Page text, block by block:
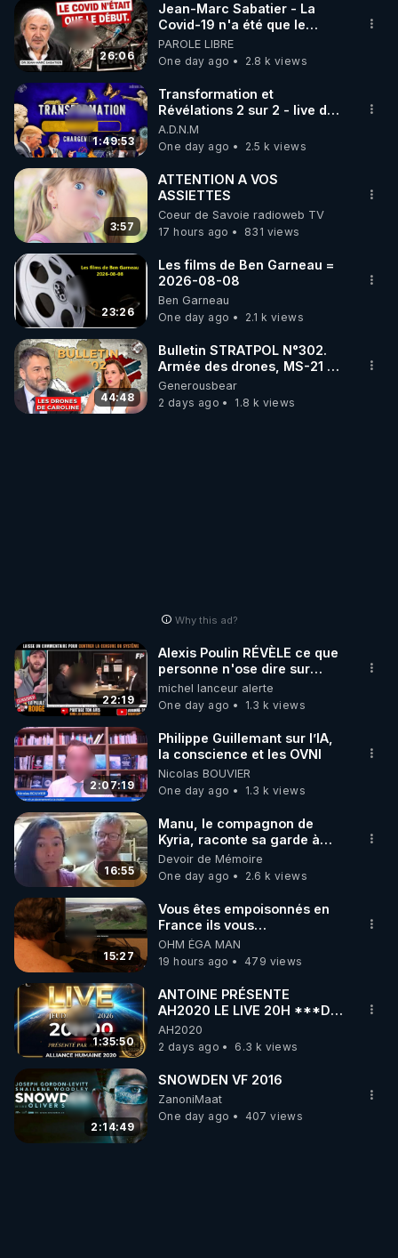
26:06
Jean-Marc Sabatier - La
Covid-19 n'a été que le
début - L'ARNm & l'ARNm-aa
jusqu où auront-t-il ?
PAROLE LIBRE
One day ago
2.8 k views
1:49:53
Transformation et
Révélations 2 sur 2 - live du
07/08/26
A.D.N.M
One day ago
2.5 k views
3:57
ATTENTION A VOS
ASSIETTES
Coeur de Savoie radioweb TV
17 hours ago
831 views
23:26
Les films de Ben Garneau =
2026-08-08
Ben Garneau
One day ago
2.1 k views
44:48
Bulletin STRATPOL N°302.
Armée des drones, MS-21 en
série, missiles coréens.
07.08.2026.
Generousbear
2 days ago
1.8 k views
Why this ad?
22:19
Alexis Poulin RÉVÈLE ce que
personne n'ose dire sur
l'Union européenne (C'est
explosif)
michel lanceur alerte
One day ago
1.3 k views
2:07:19
Philippe Guillemant sur l’IA,
la conscience et les OVNI
Nicolas BOUVIER
One day ago
1.3 k views
16:55
Manu, le compagnon de
Kyria, raconte sa garde à
vue musclée. PARTAGEZ!
Devoir de Mémoire
One day ago
2.6 k views
15:27
Vous êtes empoisonnés en
France ils vous
empoisonnent tranquille
OHM ÉGA MAN
19 hours ago
479 views
1:35:50
ANTOINE PRÉSENTE
AH2020 LE LIVE 20H ***DU
06/08/2026***
AH2020
2 days ago
6.3 k views
2:14:49
SNOWDEN VF 2016
ZanoniMaat
One day ago
407 views